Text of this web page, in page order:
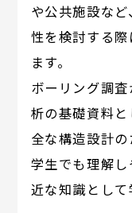
や公共施設な
性を検討する
ます。
ボーリング調
析の基礎資料
全な構造設計
学生でも理解
近な知識として